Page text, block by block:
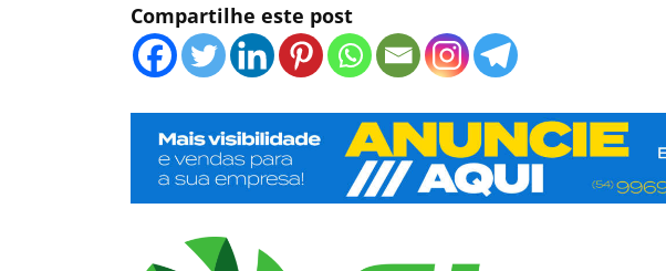
Compartilhe este post